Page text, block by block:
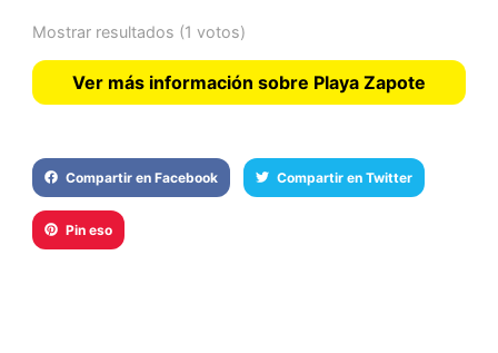
Mostrar resultados (1 votos)
Ver más información sobre Playa Zapote
Compartir en Facebook Compartir en Twitter
Pin eso